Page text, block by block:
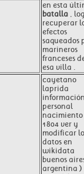
en esta
batalla ,
recuperar
efectos
saqueados
marineros
franceses
esa villa .
cayetano
laprida
personal
nacimiento
1804 ver y
modificar
datos en
wikidata
buenos
argentina )